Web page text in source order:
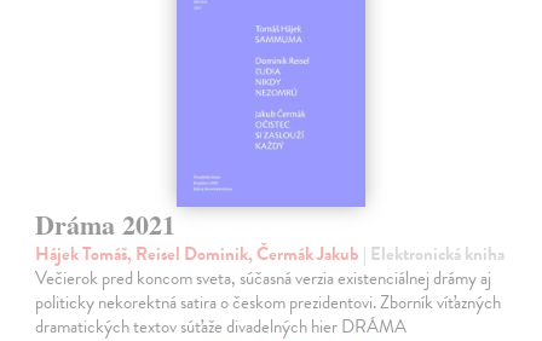
Dráma 2021
Hájek Tomáš, Reisel Dominik, Čermák Jakub | Elektronická kniha
Večierok pred koncom sveta, súčasná verzia existenciálnej drámy aj
politicky nekorektná satira o českom prezidentovi. Zborník víťazných
dramatických textov súťaže divadelných hier DRÁMA